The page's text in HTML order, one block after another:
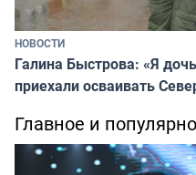
НОВОСТИ
Галина Быстрова: «Я
приехали осваивать
Главное и